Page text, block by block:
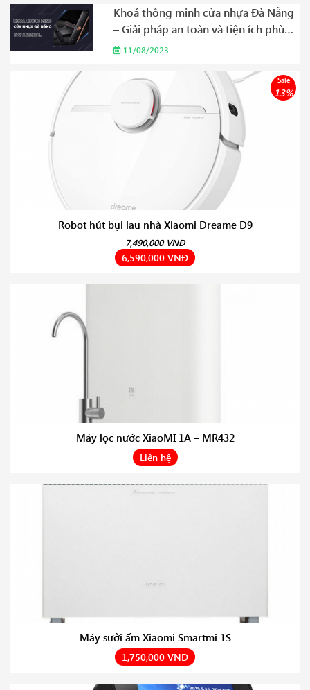
Khoá thông minh cửa nhựa Đà Nẵng
– Giải pháp an toàn và tiện ích phù
hợp cho gia đình của bạn Năm 2023
11/08/2023
Robot hút bụi lau nhà Xiaomi Dreame D9
Sale
13%
7,490,000 VNĐ
6,590,000 VNĐ
Máy lọc nước XiaoMI 1A – MR432
Liên hệ
Máy sưởi ấm Xiaomi Smartmi 1S
1,750,000 VNĐ